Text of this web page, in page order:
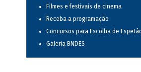
Filmes e festivais de cinema
Receba a programação
Concursos para Escolha de
Galeria BNDES